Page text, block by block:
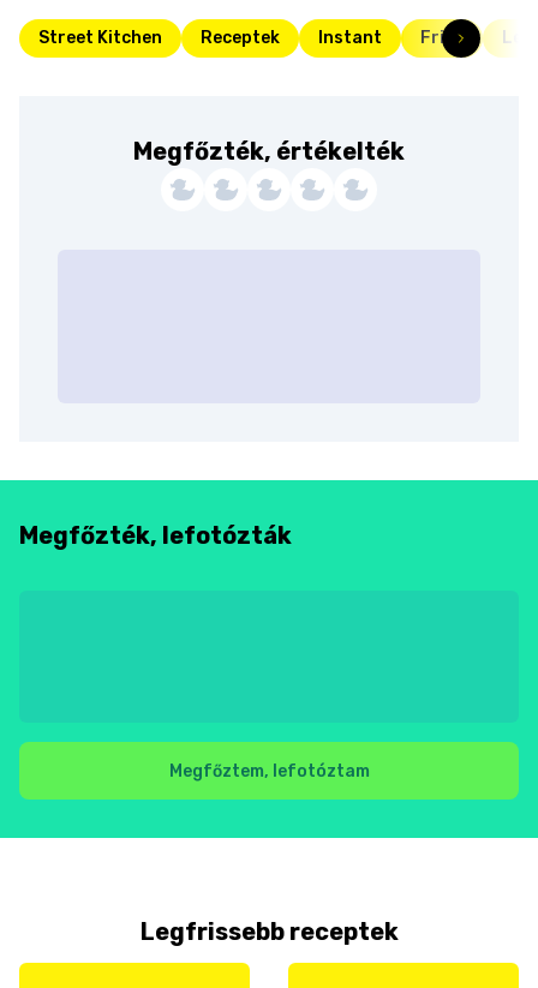
Street Kitchen Receptek Instant Friss
Megfőzték, értékelték
Megfőzték, lefotózták
Megfőztem, lefotóztam
Legfrissebb receptek